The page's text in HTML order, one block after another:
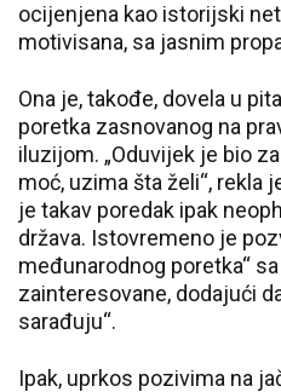
ocijenjena kao istorijski
motivisana, sa jasnim
Ona je, takođe, dovela u
poretka zasnovanog na
iluzijom. „Oduvijek je bio
moć, uzima šta želi“, rekla
je takav poredak ipak
država. Istovremeno je
međunarodnog poretka“
zainteresovane, dodajući
sarađuju“.
Ipak, uprkos pozivima na